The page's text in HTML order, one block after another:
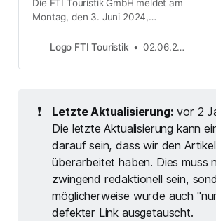
Die FTI Touristik GmbH meldet am
Montag, den 3. Juni 2024,
Konzerngesellschaften werden in
Insolvenz anmelden +++ Nicht zur
ihren Franchise-Reisebüros, die
unter den Marken sonnenklar.TV,
5vorFlug und Flugbörse betrieben
werden +++ Für sämtliche Kunden
Support-Hotline und eine Website
mit FAQs und Ansprechpartnern
eingerichtet
Logo FTI Touristik 02.06.2024
❗ Letzte Aktualisierung: vor 2
Die letzte Aktualisierung kann
darauf sein, dass wir den Artikel
überarbeitet haben. Dies muss
zwingend redaktionell sein,
möglicherweise wurde auch
defekter Link ausgetauscht.